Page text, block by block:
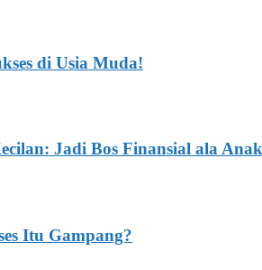
di Usia Muda!
Jadi Bos Finansial ala
Itu Gampang?